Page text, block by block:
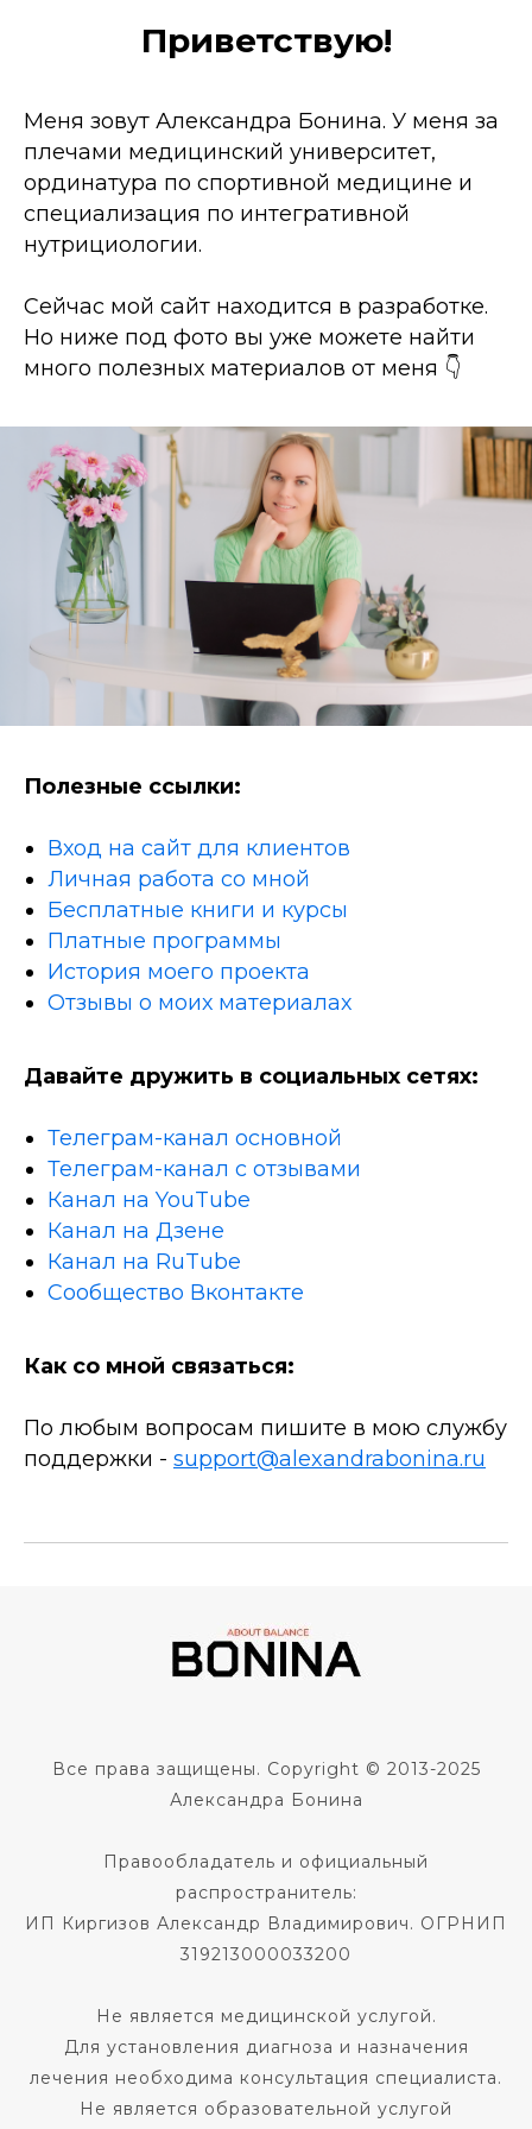
Приветствую!
Меня зовут Александра Бонина. У меня за
плечами медицинский университет,
ординатура по спортивной медицине и
специализация по интегративной
нутрициологии.
Сейчас мой сайт находится в разработке.
Но ниже под фото вы уже можете найти
много полезных материалов от меня 👇
Полезные ссылки:
Вход на сайт для клиентов
Личная работа со мной
Бесплатные книги и курсы
Платные программы
История моего проекта
Отзывы о моих материалах
Давайте дружить в социальных сетях:
Телеграм-канал основной
Телеграм-канал с отзывами
Канал на YouTube
Канал на Дзене
Канал на RuTube
Сообщество Вконтакте
Как со мной связаться:
По любым вопросам пишите в мою службу
поддержки - support@alexandrabonina.ru
Все права защищены. Copyright © 2013-2025
Александра Бонина
Правообладатель и официальный
распространитель:
ИП Киргизов Александр Владимирович. ОГРНИП
319213000033200
Не является медицинской услугой.
Для установления диагноза и назначения
лечения необходима консультация специалиста.
Не является образовательной услугой